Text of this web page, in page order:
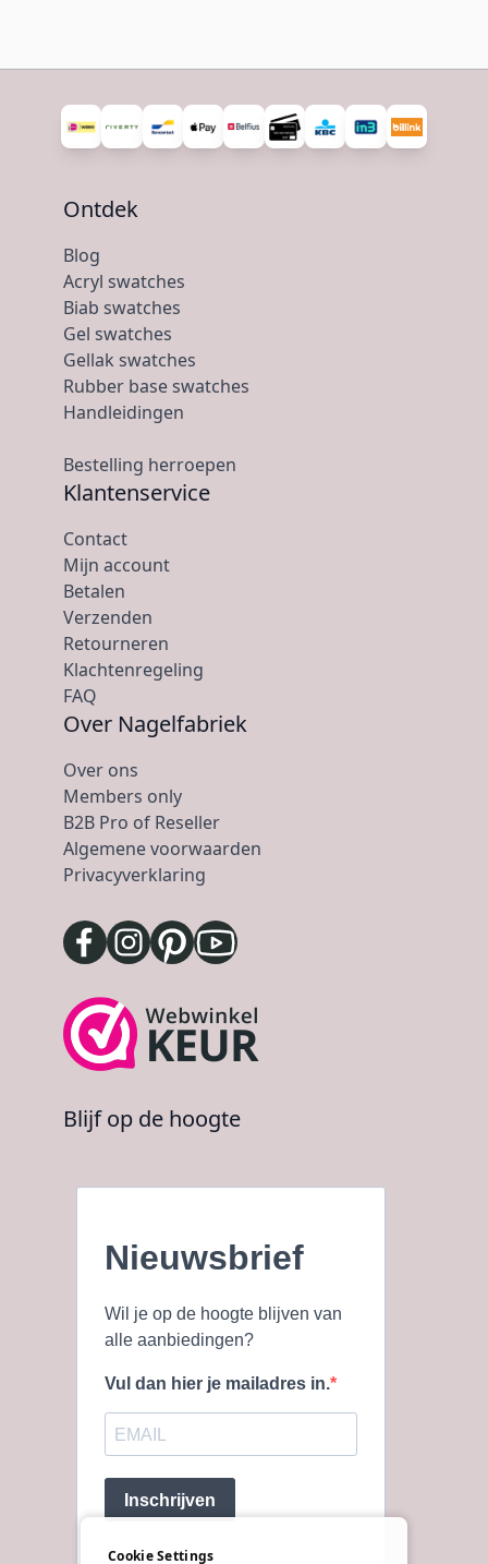
Ontdek
Blog
Acryl swatches
Biab swatches
Gel swatches
Gellak swatches
Rubber base swatches
Handleidingen
Bestelling herroepen
Klantenservice
Contact
Mijn account
Betalen
Verzenden
Retourneren
Klachtenregeling
FAQ
Over Nagelfabriek
Over ons
Members only
B2B Pro of Reseller
Algemene voorwaarden
Privacyverklaring
Blijf op de hoogte
Nieuwsbrief
Wil je op de hoogte blijven van
alle aanbiedingen?
Vul dan hier je mailadres in.
Inschrijven
Cookie Settings